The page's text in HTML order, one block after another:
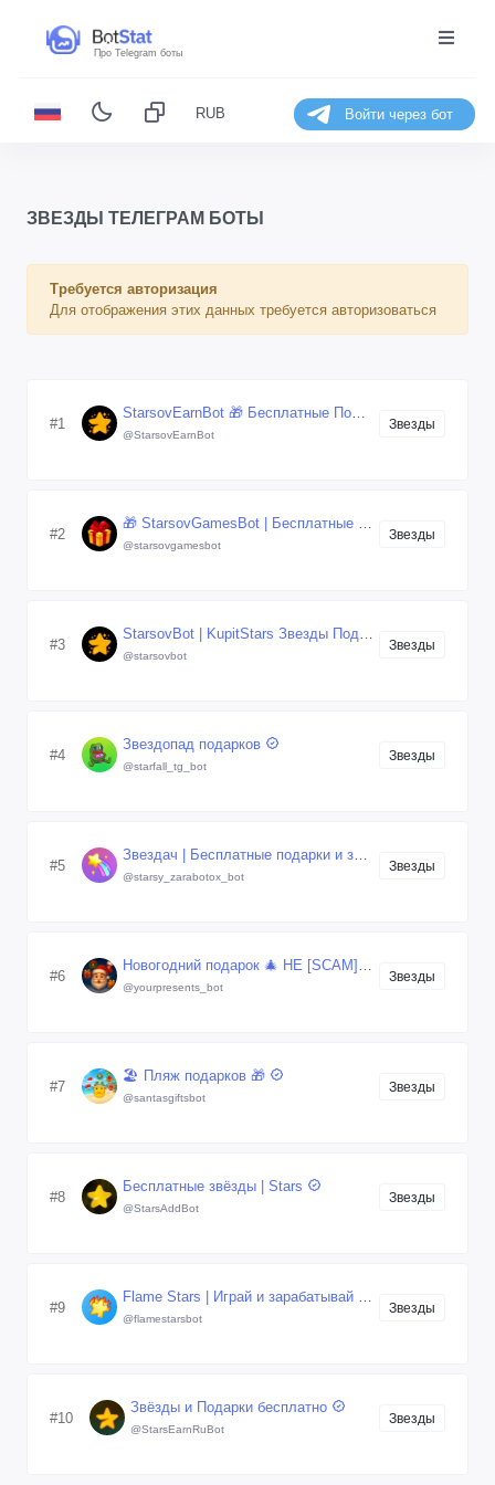
Про Telegram боты
RUB Войти через бот
ЗВЕЗДЫ ТЕЛЕГРАМ БОТЫ
Требуется авторизация
Для отображения этих данных требуется авторизоваться
#1
StarsovEarnBot 🎁 Бесплатные Подарки и Звёзды Gifts
@StarsovEarnBot
Звезды
#2
🎁 StarsovGamesBot | Бесплатные Подарки и Звёзды Gifts
@starsovgamesbot
Звезды
#3
StarsovBot | KupitStars Звезды Подарки
@starsovbot
Звезды
#4
Звездопад подарков
@starfall_tg_bot
Звезды
#5
Звездач | Бесплатные подарки и звезды
@starsy_zarabotox_bot
Звезды
#6
Новогодний подарок 🎄 НЕ [SCAM]
@yourpresents_bot
Звезды
#7
🏖 Пляж подарков 🎁
@santasgiftsbot
Звезды
#8
Бесплатные звёзды | Stars
@StarsAddBot
Звезды
#9
Flame Stars | Играй и зарабатывай звезды
@flamestarsbot
Звезды
#10
Звёзды и Подарки бесплатно
@StarsEarnRuBot
Звезды